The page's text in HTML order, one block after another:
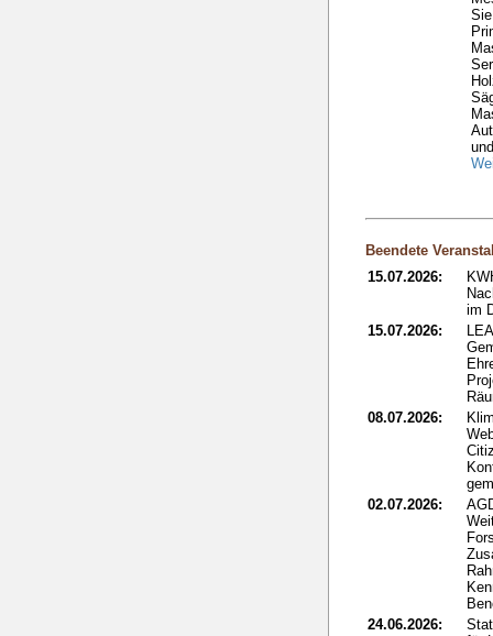
Beendete
15.07.2026:
im
15.07.2026:
08.07.2026:
02.07.2026:
24.06.2026: